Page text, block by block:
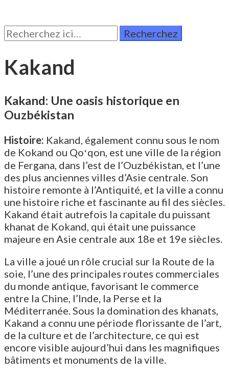
Rechercher:
Kakand
Kakand: Une oasis historique en
Ouzbékistan
Histoire: Kakand, également connu sous le nom
de Kokand ou Qoʻqon, est une ville de la région
de Fergana, dans l’est de l’Ouzbékistan, et l’une
des plus anciennes villes d’Asie centrale. Son
histoire remonte à l’Antiquité, et la ville a connu
une histoire riche et fascinante au fil des siècles.
Kakand était autrefois la capitale du puissant
khanat de Kokand, qui était une puissance
majeure en Asie centrale aux 18e et 19e siècles.
La ville a joué un rôle crucial sur la Route de la
soie, l’une des principales routes commerciales
du monde antique, favorisant le commerce
entre la Chine, l’Inde, la Perse et la
Méditerranée. Sous la domination des khanats,
Kakand a connu une période florissante de l’art,
de la culture et de l’architecture, ce qui est
encore visible aujourd’hui dans les magnifiques
bâtiments et monuments de la ville.